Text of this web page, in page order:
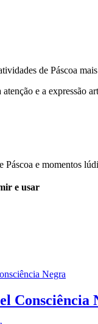
de Páscoa
e a expressão
e momentos
e usar
Consciência